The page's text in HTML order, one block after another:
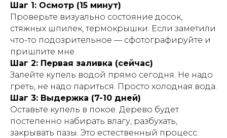
Шаг 1: Осмотр (15 минут)
Проверьте визуально состояние досок,
стяжных шпилек, термокрышки. Если заметили
что-то подозрительное — сфотографируйте и
пришлите мне.
Шаг 2: Первая заливка (сейчас)
Залейте купель водой прямо сегодня. Не надо
греть, не надо париться. Просто холодная вода.
Шаг 3: Выдержка (7-10 дней)
Оставьте купель в покое. Дерево будет
постепенно набирать влагу, разбухать,
закрывать пазы. Это естественный процесс.